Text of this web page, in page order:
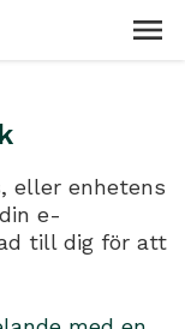
eller enhetens
e-
till dig för att